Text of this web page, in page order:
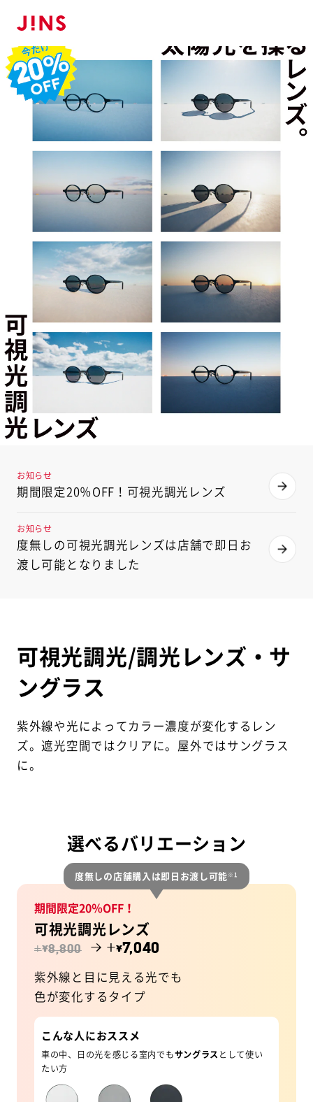
お知らせ
期間限定20％OFF！可視光調光レンズ
お知らせ
度無しの可視光調光レンズは店舗で即日お
渡し可能となりました
可視光調光/調光レンズ・サ
ングラス
紫外線や光によってカラー濃度が変化するレン
ズ。遮光空間ではクリアに。屋外ではサングラス
に。
選べるバリエーション
度無しの店舗購入は即日お渡し可能※1
期間限定20％OFF！
可視光調光レンズ
+¥8,800 → +¥7,040
紫外線と目に見える光でも
色が変化するタイプ
こんな人におススメ
車の中、日の光を感じる室内でもサングラス として使い
たい方